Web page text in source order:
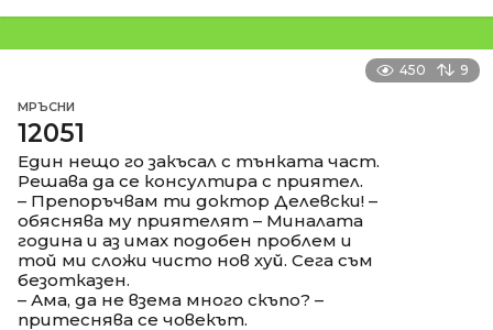
450 9
МРЪСНИ
12051
Един нещо го закъсал с тънката част.
Решава да се консултира с приятел.
– Препоръчвам ти доктор Делевски! –
обяснява му приятелят – Миналата
година и аз имах подобен проблем и
той ми сложи чисто нов хуй. Сега съм
безотказен.
– Ама, да не взема много скъпо? –
притеснява се човекът.